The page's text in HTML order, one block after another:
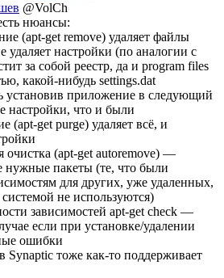
@VolCh
нюансы:
(apt-get remove) удаляет файлы
удаляет настройки (по аналогии с
за собой реестр, да и program files
какой-нибудь settings.dat
установив приложение в следующий
настройки, что и были
(apt-get purge) удаляет всё, и
очистка (apt-get autoremove) —
нужные пакеты (те, что были
для других, уже удаленных,
не используются)
зависимостей apt-get check —
если при установке/удалении
ошибки
Synaptic тоже как-то поддерживает